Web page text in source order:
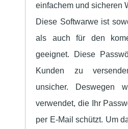
einfachem und sicheren
Diese Softwarwe ist
als auch für den
geeignet. Diese
Kunden zu
unsicher. Deswegen
verwendet, die Ihr
per E-Mail schützt. Um